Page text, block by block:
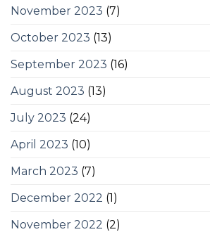
November 2023 (7)
October 2023 (13)
September 2023 (16)
August 2023 (13)
July 2023 (24)
April 2023 (10)
March 2023 (7)
December 2022 (1)
November 2022 (2)